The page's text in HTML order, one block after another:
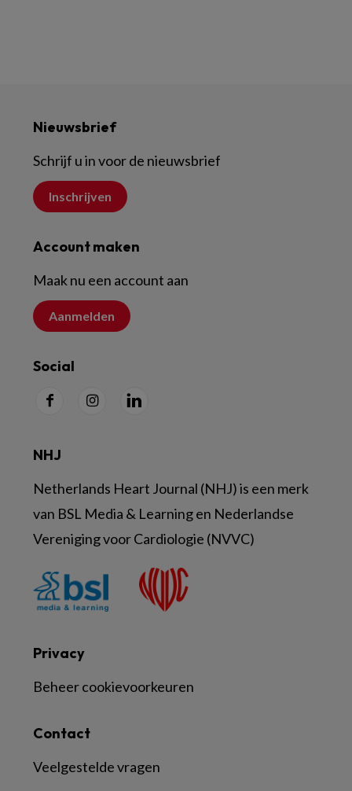
Nieuwsbrief
Schrijf u in voor de nieuwsbrief
Inschrijven
Account maken
Maak nu een account aan
Aanmelden
Social
Contact
Veelgestelde vragen
Privacy
Beheer cookievoorkeuren
NHJ
Netherlands Heart Journal (NHJ) is een merk
van BSL Media & Learning en Nederlandse
Vereniging voor Cardiologie (NVVC)